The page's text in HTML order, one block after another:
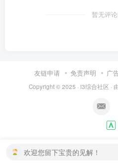
暂无评
友链申请 免责声明 广
Copyright © 2025 · i3综合社区 ·
欢迎您留下宝贵的见解！